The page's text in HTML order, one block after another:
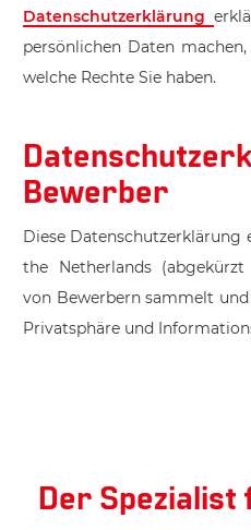
Datenschutzerklärung
persönlichen Daten
welche Rechte Sie haben.
Bewerber
Diese Datenschutzerklärung
the Netherlands
von Bewerbern sammelt
Privatsphäre und
Der Spezialist